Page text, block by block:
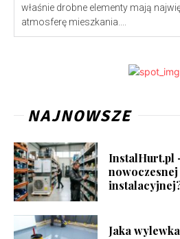
właśnie drobne elementy mają
atmosferę mieszkania....
NAJNOWSZE
InstalHurt.pl
Jaka